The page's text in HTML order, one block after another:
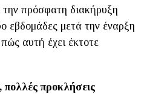
πρόσφατη διακήρυξη
εβδομάδες μετά την έναρξη
αυτή έχει έκτοτε
προκλήσεις